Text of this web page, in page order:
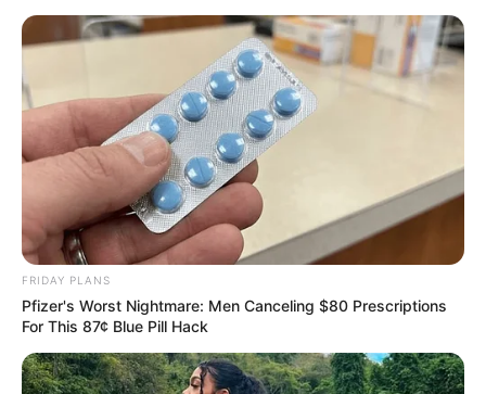
คนวันพุธ
ไพ่ประจำวันของท่าน คือ ไพ่เริ่มต้น
โชคลาภจะมาจากขันน้ำมนต์ หรืองานบุญต่างๆ
นี้ภาพโดยรวมถือว่าดีมาก บางท่านได้รับโอกาสดีดี
เข้ามาในชีวิต พบเจอรักใหม่ พบเจองานใหม่ๆ หรือพบ
เจอสังคมใหม่ๆ การงานโดยทั่วไปถือว่าดี บางท่าน
อาจได้รับมอบหมายงานใหม่ๆให้ทำ การเงินแม้ราย
จ่ายจะมาก แต่ก็ยังพอมีรายได้หมุนเข้ามา
คนวันพฤหัสบดี
FRIDAY PLANS
Pfizer's Worst Nightmare: Men Canceling $80 Prescriptions
For This 87¢ Blue Pill Hack